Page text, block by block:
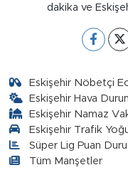
dakika ve
Eskişehir Nöbetçi
Eskişehir Hava
Eskişehir Namaz
Eskişehir Trafik
Süper Lig Puan
Tüm Manşetler